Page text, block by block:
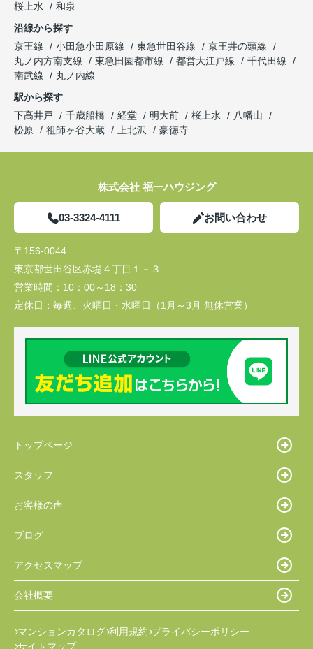
桜上水
和泉
沿線から探す
京王線
小田急小田原線 東急世田谷線
京王井の頭線
丸ノ内方南支線
東急田園都市線 都営大江戸線
千代田線
南武線
丸ノ内線
駅から探す
下高井戸
千歳船橋 経堂 明大前 桜上水
八幡山
松原
祖師ヶ谷大蔵 上北沢 豪徳寺
株式会社 福一ハウジング
03-3324-4111 お問い合わせ
〒156-0044
東京都世田谷区赤堤４丁目１－３
営業時間： 10：00～18：30
定休日： 毎週、火曜日・水曜日（1月～3月 無休営業）
トップページ
スタッフ
お客様の声
ブログ
アクセスマップ
会社概要
マンションカタログ 利用規約 プライバシーポリシー
サイトマップ